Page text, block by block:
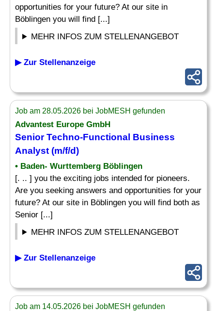
opportunities for your future? At our site in
Böblingen you will find [...]
MEHR INFOS ZUM STELLENANGEBOT
▶ Zur Stellenanzeige
Job am 28.05.2026 bei JobMESH gefunden
Advantest Europe GmbH
Senior Techno-Functional Business
Analyst (m/f/d)
• Baden- Wurttemberg Böblingen
[. .. ] you the exciting jobs intended for pioneers.
Are you seeking answers and opportunities for your
future? At our site in Böblingen you will find both as
Senior [...]
MEHR INFOS ZUM STELLENANGEBOT
▶ Zur Stellenanzeige
Job am 14.05.2026 bei JobMESH gefunden